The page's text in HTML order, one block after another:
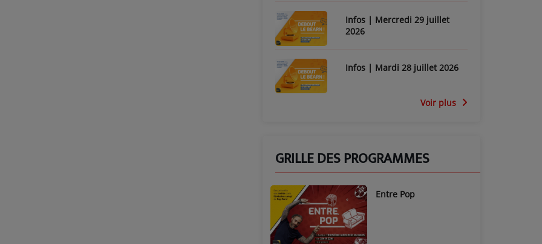
Infos | Mercredi 29 juillet
2026
Infos | Mardi 28 juillet 2026
Voir plus
GRILLE DES PROGRAMMES
Entre Pop